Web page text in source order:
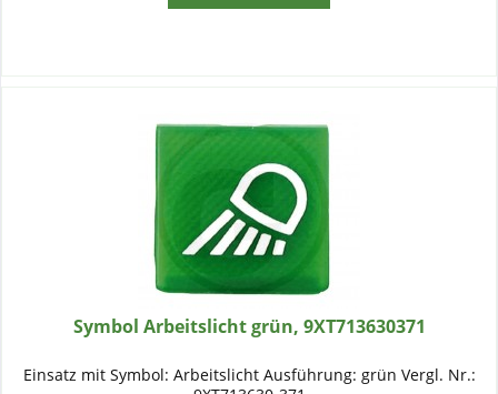
Symbol Arbeitslicht grün, 9XT713630371
Einsatz mit Symbol: Arbeitslicht Ausführung: grün Vergl. Nr.: